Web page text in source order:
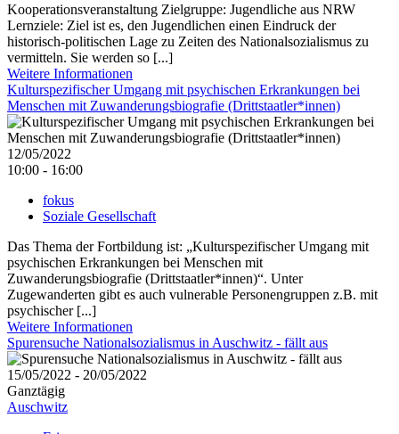
Kooperationsveranstaltung Zielgruppe: Jugendliche aus NRW
Lernziele: Ziel ist es, den Jugendlichen einen Eindruck der
historisch-politischen Lage zu Zeiten des Nationalsozialismus zu
vermitteln. Sie werden so [...]
Weitere Informationen
Kulturspezifischer Umgang mit psychischen Erkrankungen bei
Menschen mit Zuwanderungsbiografie (Drittstaatler*innen)
12/05/2022
10:00 - 16:00
fokus
Soziale Gesellschaft
Das Thema der Fortbildung ist: „Kulturspezifischer Umgang mit
psychischen Erkrankungen bei Menschen mit
Zuwanderungsbiografie (Drittstaatler*innen)“. Unter
Zugewanderten gibt es auch vulnerable Personengruppen z.B. mit
psychischer [...]
Weitere Informationen
Spurensuche Nationalsozialismus in Auschwitz - fällt aus
15/05/2022 - 20/05/2022
Ganztägig
Auschwitz